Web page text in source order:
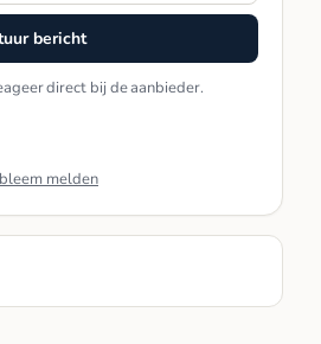
bericht
direct bij de aanbieder.
melden